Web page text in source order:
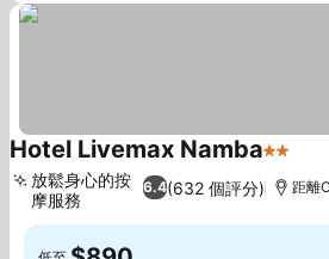
Hotel Livemax Namba2 星級
6.4(632 個評分)
放鬆身心的按
摩服務
距離